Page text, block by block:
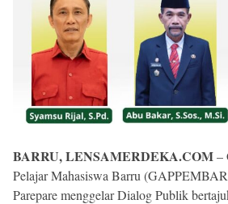
BARRU, LENSAMERDEKA.COM–
Pelajar Mahasiswa Barru
Parepare menggelar Dialog Publik